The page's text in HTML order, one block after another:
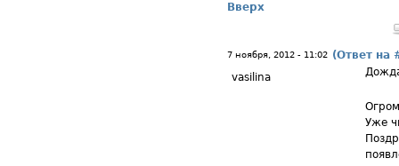
Вверх
7 ноября, 2012 - 11:02 (Ответ на
vasilina
Уже